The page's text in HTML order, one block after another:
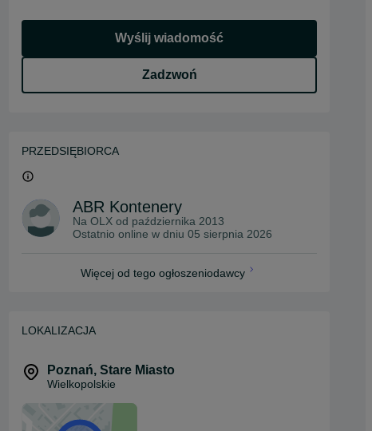
Wyślij wiadomość
Zadzwoń
PRZEDSIĘBIORCA
ABR Kontenery
Na OLX od października 2013
Ostatnio online w dniu 05 sierpnia 2026
Więcej od tego ogłoszeniodawcy
LOKALIZACJA
Poznań, Stare Miasto
Wielkopolskie